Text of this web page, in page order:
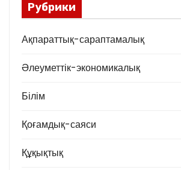
Рубрики
Ақпараттық-сараптамалық
Әлеуметтік-экономикалық
Білім
Қоғамдық-саяси
Құқықтық